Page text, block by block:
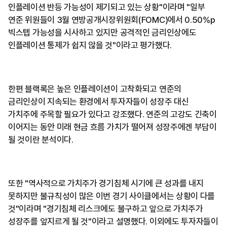
인플레이션 반등 가능성이 제기되고 있는 상황"이라며 "일부
연준 위원들이 3월 연방공개시장위원회(FOMC)에서 0.50%p
빅스텝 가능성을 시사하고 있지만 공격적인 금리인상에도
인플레이션 통제가 쉽지 않을 것"이라고 평가했다.
한편 블랙록은 높은 인플레이션이 고착화되고 연준의
금리인상이 지속되는 환경에서 투자자들이 성장주 대신
가치주에 주목할 필요가 있다고 강조했다. 연준의 고강도 긴축이
이어지는 동안 미래 현금 흐름 가치가 떨어져 성장주에겐 부담이
될 것이란 분석이다.
또한 "역사적으로 가치주가 경기침체 시기에 큰 성과를 내지
못하지만 불규칙성이 많은 이번 경기 사이클에서는 상황이 다를
것"이라며 "경기침체 리스크에도 불구하고 앞으로 가치주가
성장주를 앞지르게 될 것"이라고 설명했다. 이외에도 투자자들이